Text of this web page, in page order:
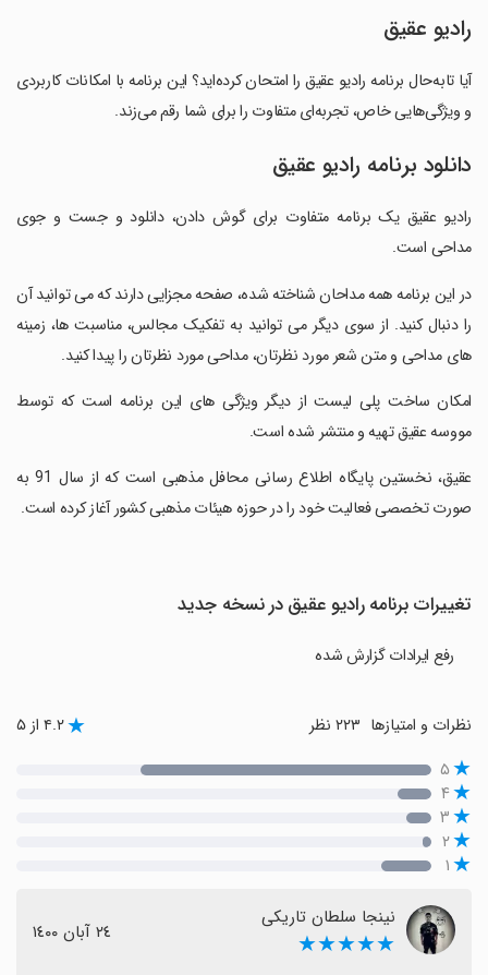
رادیو عقیق
آیا تابه‌حال برنامه رادیو عقیق را امتحان کرده‌اید؟ این برنامه با امکانات کاربردی
و ویژگی‌هایی خاص، تجربه‌ای متفاوت را برای شما رقم می‌زند.
دانلود برنامه رادیو عقیق
رادیو عقیق یک برنامه متفاوت برای گوش دادن، دانلود و جست و جوی
مداحی است.
‏در این برنامه همه مداحان شناخته شده، صفحه مجزایی دارند که می توانید آن
را دنبال کنید. از سوی دیگر می توانید به تفکیک مجالس، مناسبت ها، زمینه
های مداحی و متن شعر مورد نظرتان، مداحی مورد نظرتان را پیدا کنید.
‏امکان ساخت پلی لیست از دیگر ویژگی های این برنامه است که توسط
مووسه عقیق تهیه و منتشر شده است.
‏عقیق، نخستین پایگاه اطلاع رسانی محافل مذهبی است که از سال 91 به
صورت تخصصی فعالیت خود را در حوزه هیئات مذهبی کشور آغاز کرده است.
تغییرات برنامه رادیو عقیق در نسخه جدید
رفع ایرادات گزارش شده
نظرات و امتیازها ۴.۲ از ۵
۵
۴
۳
۲
۱
نینجا سلطان تاریکی
★★★★★ ٢٤ آبان ١٤٠٠